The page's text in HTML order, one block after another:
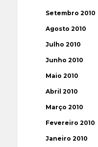
Setembro 2010
Agosto 2010
Julho 2010
Junho 2010
Maio 2010
Abril 2010
Março 2010
Fevereiro 2010
Janeiro 2010